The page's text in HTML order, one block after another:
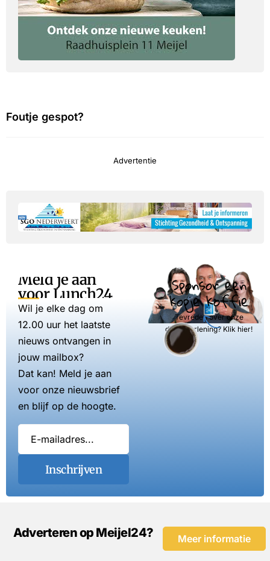
Foutje gespot?
Advertentie
Meld je aan
voor Lunch24
Wil je elke dag om
12.00 uur het laatste
nieuws ontvangen in
jouw mailbox?
Dat kan! Meld je aan
voor onze nieuwsbrief
en blijf op de hoogte.
Inschrijven
Sponsor een
kopje koffie
Tevreden over onze
dienstverlening? Klik hier!
Adverteren op Meijel24? Meer informatie